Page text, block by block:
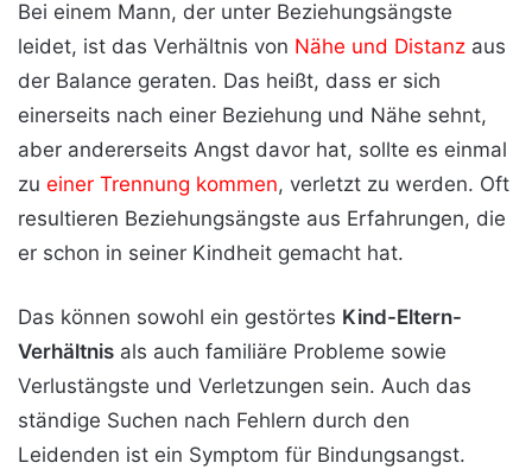
Bei einem Mann, der unter Beziehungsängste
leidet, ist das Verhältnis von Nähe und Distanz aus
der Balance geraten. Das heißt, dass er sich
einerseits nach einer Beziehung und Nähe sehnt,
aber andererseits Angst davor hat, sollte es einmal
zu einer Trennung kommen, verletzt zu werden. Oft
resultieren Beziehungsängste aus Erfahrungen, die
er schon in seiner Kindheit gemacht hat.
Das können sowohl ein gestörtes Kind-Eltern-
Verhältnis als auch familiäre Probleme sowie
Verlustängste und Verletzungen sein. Auch das
ständige Suchen nach Fehlern durch den
Leidenden ist ein Symptom für Bindungsangst.